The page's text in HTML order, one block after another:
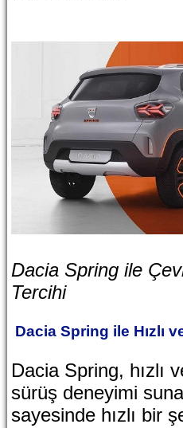
Dacia Spring ile
Tercihi
Dacia Spring ile Hızlı
Dacia Spring, hızlı
sürüş deneyimi
sayesinde hızlı bir